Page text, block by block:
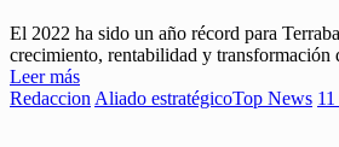
El 2022 ha sido un año récord para
crecimiento, rentabilidad y transformación
Leer más
Redaccion Aliado estratégicoTop News